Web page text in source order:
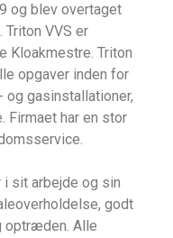
og blev overtaget
VVS er
Kloakmestre. Triton
opgaver inden for
og gasinstallationer,
Firmaet har en stor
sit arbejde og sin
godt
optræden. Alle